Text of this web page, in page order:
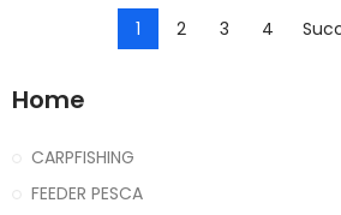
1 2 3 4
Home
CARPFISHING
FEEDER PESCA